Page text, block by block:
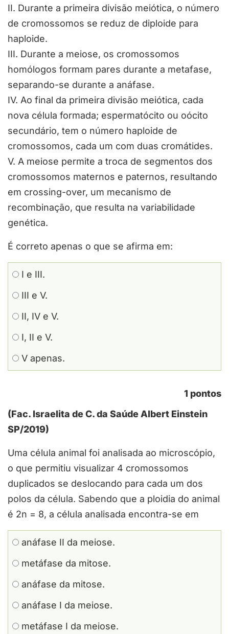
II. Durante a primeira divisão meiótica, o número
de cromossomos se reduz de diploide para
haploide.
III. Durante a meiose, os cromossomos
homólogos formam pares durante a metafase,
separando-se durante a anáfase.
IV. Ao final da primeira divisão meiótica, cada
nova célula formada; espermatócito ou oócito
secundário, tem o número haploide de
cromossomos, cada um com duas cromátides.
V. A meiose permite a troca de segmentos dos
cromossomos maternos e paternos, resultando
em crossing-over, um mecanismo de
recombinação, que resulta na variabilidade
genética.
É correto apenas o que se afirma em:
I e III.
III e V.
II, IV e V.
I, II e V.
V apenas.
1 pontos
(Fac. Israelita de C. da Saúde Albert Einstein
SP/2019)
Uma célula animal foi analisada ao microscópio,
o que permitiu visualizar 4 cromossomos
duplicados se deslocando para cada um dos
polos da célula. Sabendo que a ploidia do animal
é 2n = 8, a célula analisada encontra-se em
anáfase II da meiose.
metáfase da mitose.
anáfase da mitose.
anáfase I da meiose.
metáfase I da meiose.